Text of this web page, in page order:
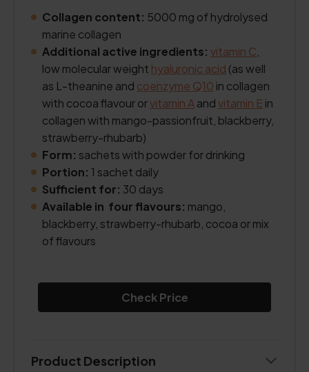
Collagen content: 5000 mg of hydrolysed
marine collagen
Additional active ingredients: vitamin C
low molecular weight hyaluronic acid (as well
as L-theanine and coenzyme Q10 in collagen
with cocoa flavour orvitamin Aandvitamin E in
collagen with mango-passionfruit, blackberry,
strawberry-rhubarb)
Form: sachets with powder for drinking
Portion: 1 sachet daily
Sufficient for: 30 days
Available in four flavours: mango,
blackberry, strawberry-rhubarb, cocoa or mix
of flavours
Check Price
Product Description